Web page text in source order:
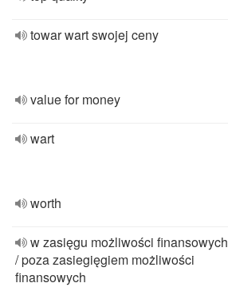
towar wart swojej ceny
value for money
wart
worth
w zasięgu możliwości finansowych
/ poza zasiegięgiem możliwości
finansowych